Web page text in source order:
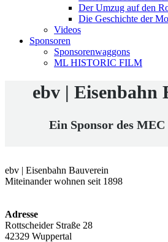
Der Umzug auf den
Die Geschichte der
Videos
Sponsoren
Sponsorenwaggons
ML HISTORIC FILM
ebv | Eisenbahn
Ein Sponsor des
ebv | Eisenbahn Bauverein
Miteinander wohnen seit 1898
Adresse
Rottscheider Straße 28
42329 Wuppertal